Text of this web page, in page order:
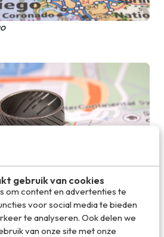
gebruik van cookies
om content en advertenties te
voor social media te bieden
te analyseren. Ook delen we
van onze site met onze